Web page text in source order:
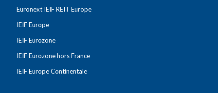
Euronext IEIF REIT Europe
IEIF Europe
IEIF Eurozone
IEIF Eurozone hors France
IEIF Europe Continentale